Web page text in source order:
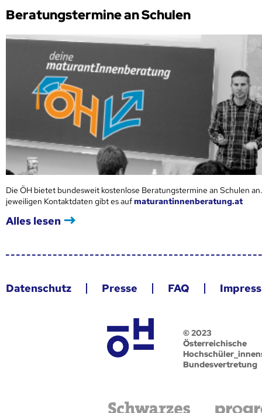
Beratungstermine an Schulen
Die ÖH bietet bundesweit kostenlose Beratungstermine an Schulen
jeweiligen Kontaktdaten gibt es aufmaturantinnenberatung.at
Alles lesen
Datenschutz Presse FAQ
© 2023
Österreichische
Bundesvertretung